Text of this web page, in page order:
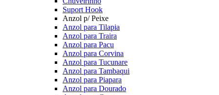
Suport Hook
Anzol p/ Peixe
Anzol para Tilapia
Anzol para Traira
Anzol para Pacu
Anzol para Corvina
Anzol para Tucunare
Anzol para Tambaqui
Anzol para Piapara
Anzol para Dourado